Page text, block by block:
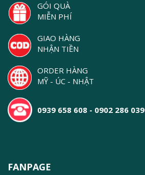
GÓI QUÀ
MIỄN PHÍ
GIAO HÀNG
NHẬN TIỀN
ORDER HÀNG
MỸ - ÚC - NHẬT
0939 658 608 - 0902 286 039
FANPAGE